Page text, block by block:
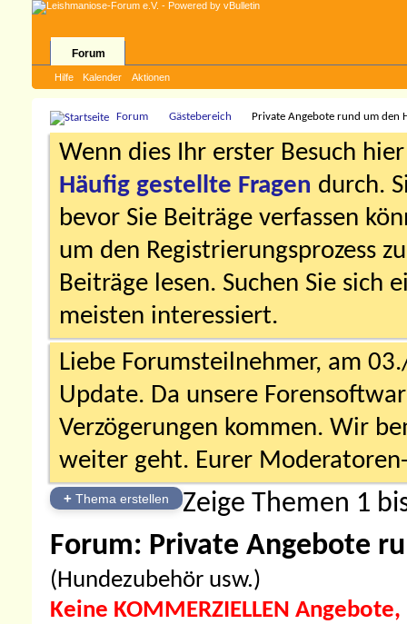
Forum
Hilfe Kalender Aktionen
Forum Gästebereich Private Angebote rund um den
Wenn dies Ihr erster Besuch
Häufig gestellte Fragen durch.
bevor Sie Beiträge verfassen
um den Registrierungsprozess
Beiträge lesen. Suchen Sie sich
meisten interessiert.
Liebe Forumsteilnehmer, am
Update. Da unsere
Verzögerungen kommen. Wir
weiter geht. Eurer
+ Thema erstellen Zeige Themen 1
Forum: Private Angebote
(Hundezubehör usw.)
Keine KOMMERZIELLEN